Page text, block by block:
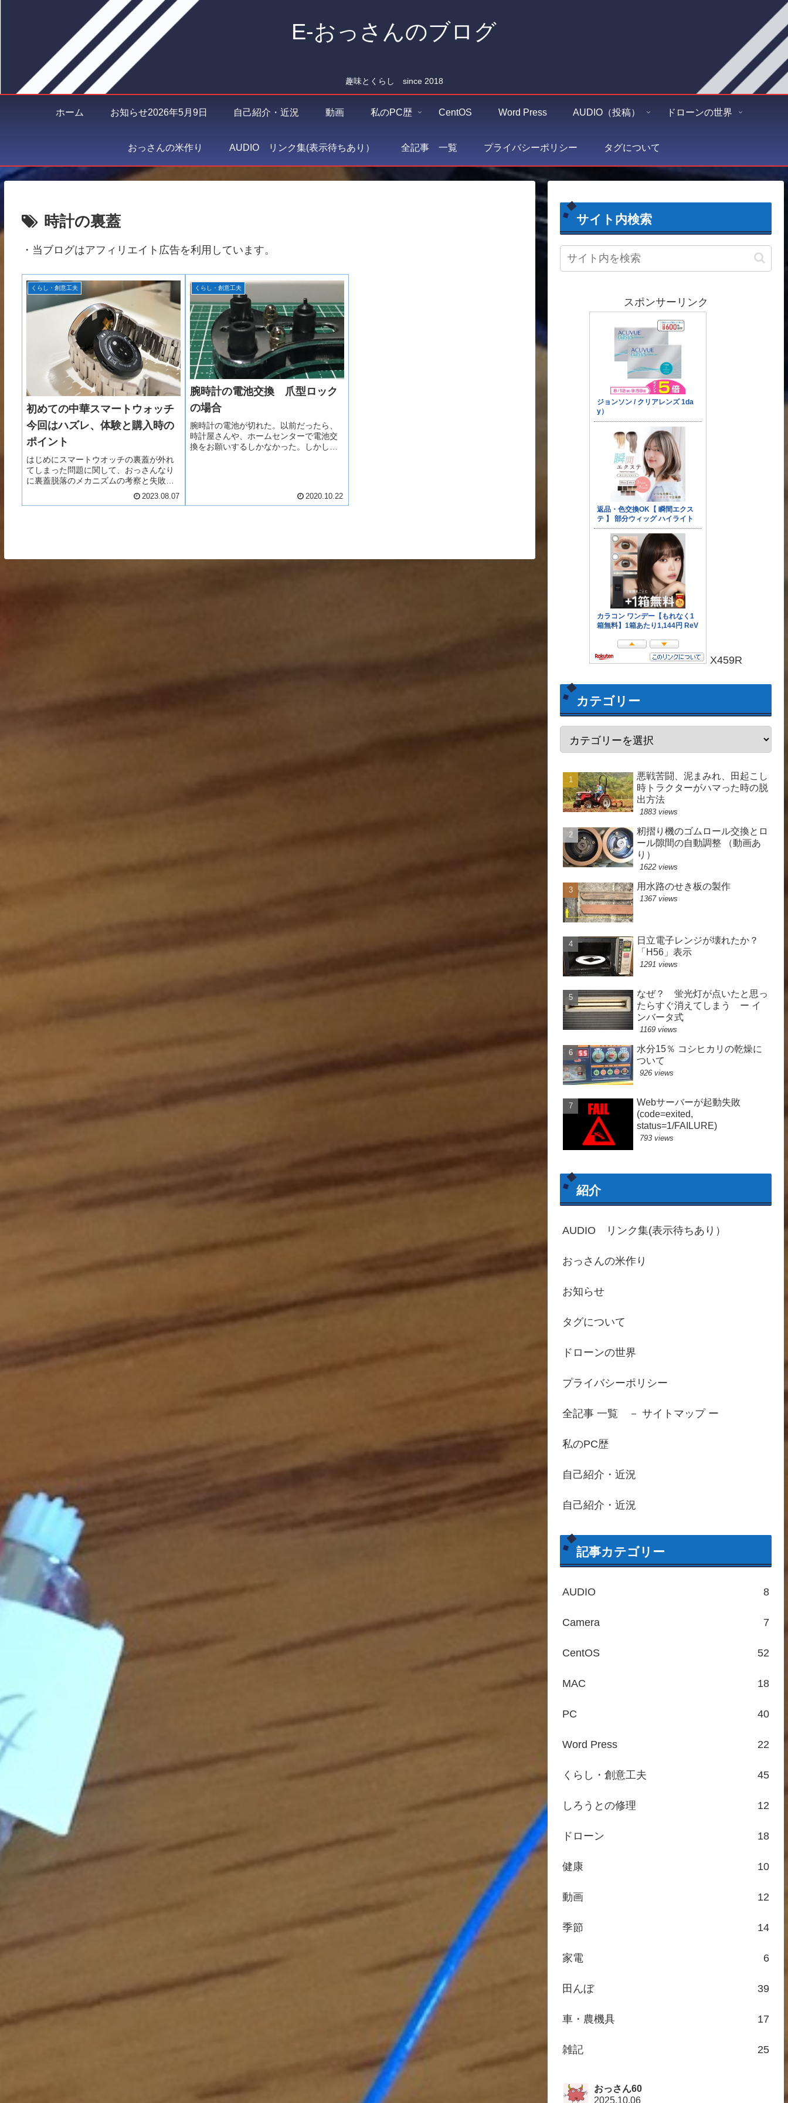
E-おっさんのブログ
趣味とくらし since 2018
ホーム お知らせ2026年5月9日 自己紹介・近況 動画 私のPC歴 CentOS Word Press AUDIO（投稿） ドローンの世界
おっさんの米作り AUDIO リンク集(表示待ちあり） 全記事 一覧 プライバシーポリシー タグについて
時計の裏蓋
・当ブログはアフィリエイト広告を利用しています。
くらし・創意工夫
初めての中華スマートウォッチ
今回はハズレ、体験と購入時の
ポイント
はじめにスマートウオッチの裏蓋が外れ
てしまった問題に関して、おっさんなり
に裏蓋脱落のメカニズムの考察と失敗し
ない為のスマートウオッチ選びを考えて
みました。内容に関しては個人的な評
2023.08.07
くらし・創意工夫
腕時計の電池交換 爪型ロック
の場合
腕時計の電池が切れた。以前だったら、
時計屋さんや、ホームセンターで電池交
換をお願いするしかなかった。しかし、
2020.10.22
サイト内検索
スポンサーリンク
X459R
カテゴリー
悪戦苦闘、泥まみれ、田起こし
時トラクターがハマった時の脱
出方法
1883 views
籾摺り機のゴムロール交換とロ
ール隙間の自動調整 （動画あ
り）
1622 views
用水路のせき板の製作
1367 views
日立電子レンジが壊れたか？
「H56」表示
1291 views
なぜ？ 蛍光灯が点いたと思っ
たらすぐ消えてしまう ー イ
ンバータ式
1169 views
水分15％ コシヒカリの乾燥に
ついて
926 views
Webサーバーが起動失敗
(code=exited,
status=1/FAILURE)
793 views
紹介
AUDIO リンク集(表示待ちあり）
おっさんの米作り
お知らせ
タグについて
ドローンの世界
プライバシーポリシー
全記事 一覧 － サイトマップ ー
私のPC歴
自己紹介・近況
自己紹介・近況
記事カテゴリー
AUDIO 8
Camera 7
CentOS 52
MAC 18
PC 40
Word Press 22
くらし・創意工夫 45
しろうとの修理 12
ドローン 18
健康 10
動画 12
季節 14
家電 6
田んぼ 39
車・農機具 17
雑記 25
おっさん60
2025.10.06